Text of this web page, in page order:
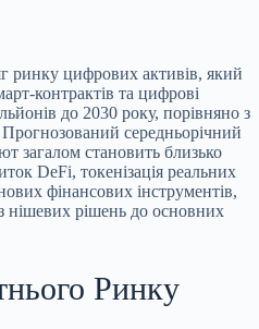
ринку цифрових активів, який
контрактів та цифрові
до 2030 року, порівняно з
середньорічний
загалом становить близько
DeFi, токенізація реальних
фінансових інструментів,
нішевих рішень до основних
Ринку